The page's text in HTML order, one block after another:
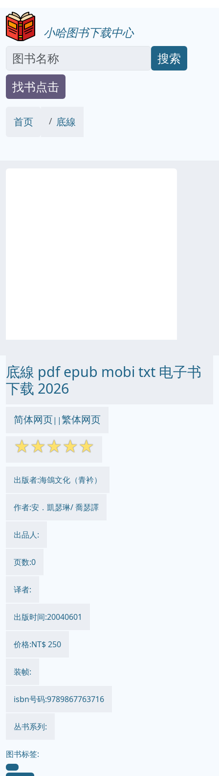
小哈图书下载中心
搜索
找书点击
首页 底線
底線 pdf epub mobi txt 电子书
下载 2026
简体网页||繁体网页
☆☆☆☆☆
出版者:海鴿文化（青衿）
作者:安．凱瑟琳/ 喬瑟譯
出品人:
页数:0
译者:
出版时间:20040601
价格:NT$ 250
装帧:
isbn号码:9789867763716
丛书系列:
图书标签: